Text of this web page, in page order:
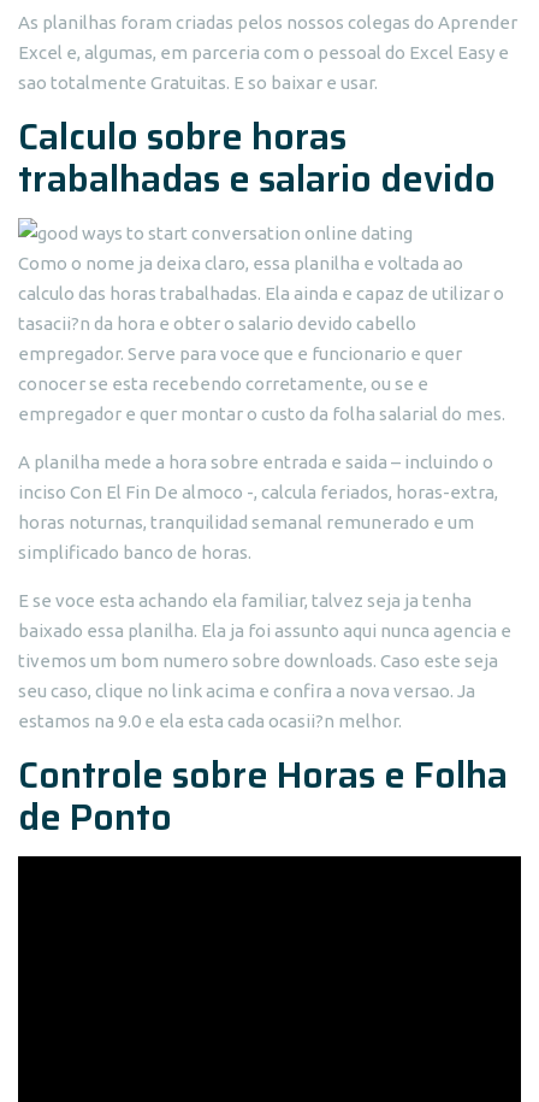
As planilhas foram criadas pelos nossos colegas do Aprender
Excel e, algumas, em parceria com o pessoal do Excel Easy e
sao totalmente Gratuitas. E so baixar e usar.
Calculo sobre horas
trabalhadas e salario devido
Como o nome ja deixa claro, essa planilha e voltada ao
calculo das horas trabalhadas. Ela ainda e capaz de utilizar o
tasacii?n da hora e obter o salario devido cabello
empregador. Serve para voce que e funcionario e quer
conocer se esta recebendo corretamente, ou se e
empregador e quer montar o custo da folha salarial do mes.
A planilha mede a hora sobre entrada e saida – incluindo o
inciso Con El Fin De almoco -, calcula feriados, horas-extra,
horas noturnas, tranquilidad semanal remunerado e um
simplificado banco de horas.
E se voce esta achando ela familiar, talvez seja ja tenha
baixado essa planilha. Ela ja foi assunto aqui nunca agencia e
tivemos um bom numero sobre downloads. Caso este seja
seu caso, clique no link acima e confira a nova versao. Ja
estamos na 9.0 e ela esta cada ocasii?n melhor.
Controle sobre Horas e Folha
de Ponto